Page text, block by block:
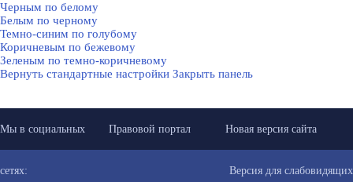
Черным по белому
Белым по черному
Темно-синим по голубому
Коричневым по бежевому
Зеленым по темно-коричневому
Вернуть стандартные настройки Закрыть панель
Мы в социальных
сетях:
Правовой портал Новая версия сайта
Версия для слабовидящих